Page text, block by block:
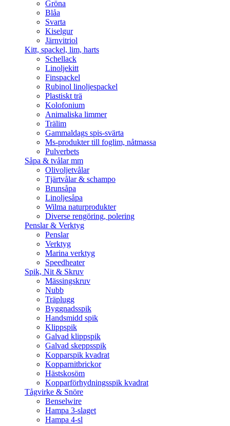
Gröna
Blåa
Svarta
Kiselgur
Järnvitriol
Kitt, spackel, lim, harts
Schellack
Linoljekitt
Finspackel
Rubinol linoljespackel
Plastiskt trä
Kolofonium
Animaliska limmer
Trälim
Gammaldags spis-svärta
Ms-produkter till foglim, nåtmassa
Pulverbets
Såpa & tvålar mm
Olivoljetvålar
Tjärtvålar & schampo
Brunsåpa
Linoljesåpa
Wilma naturprodukter
Diverse rengöring, polering
Penslar & Verktyg
Penslar
Verktyg
Marina verktyg
Speedheater
Spik, Nit & Skruv
Mässingskruv
Nubb
Träplugg
Byggnadsspik
Handsmidd spik
Klippspik
Galvad klippspik
Galvad skeppsspik
Kopparspik kvadrat
Kopparnitbrickor
Hästskosöm
Kopparförhydningsspik kvadrat
Tågvirke & Snöre
Benselwire
Hampa 3-slaget
Hampa 4-sl